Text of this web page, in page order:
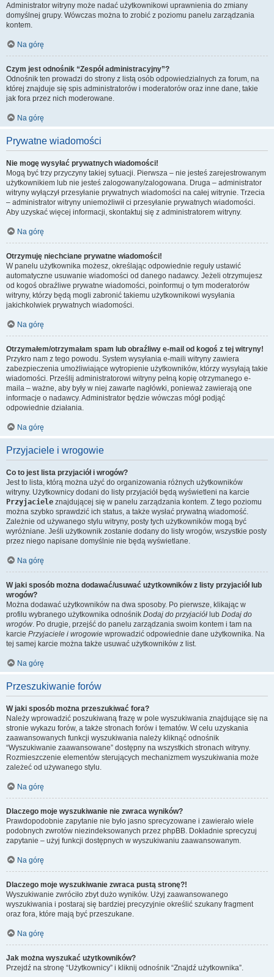
Administrator witryny może nadać użytkownikowi uprawnienia do zmiany
domyślnej grupy. Wówczas można to zrobić z poziomu panelu zarządzania
kontem.
Na górę
Czym jest odnośnik “Zespół administracyjny”?
Odnośnik ten prowadzi do strony z listą osób odpowiedzialnych za forum, na
której znajduje się spis administratorów i moderatorów oraz inne dane, takie
jak fora przez nich moderowane.
Na górę
Prywatne wiadomości
Nie mogę wysyłać prywatnych wiadomości!
Mogą być trzy przyczyny takiej sytuacji. Pierwsza – nie jesteś zarejestrowanym
użytkownikiem lub nie jesteś zalogowany/zalogowana. Druga – administrator
witryny wyłączył przesyłanie prywatnych wiadomości na całej witrynie. Trzecia
– administrator witryny uniemożliwił ci przesyłanie prywatnych wiadomości.
Aby uzyskać więcej informacji, skontaktuj się z administratorem witryny.
Na górę
Otrzymuję niechciane prywatne wiadomości!
W panelu użytkownika możesz, określając odpowiednie reguły ustawić
automatyczne usuwanie wiadomości od danego nadawcy. Jeżeli otrzymujesz
od kogoś obraźliwe prywatne wiadomości, poinformuj o tym moderatorów
witryny, którzy będą mogli zabronić takiemu użytkownikowi wysyłania
jakichkolwiek prywatnych wiadomości.
Na górę
Otrzymałem/otrzymałam spam lub obraźliwy e-mail od kogoś z tej witryny!
Przykro nam z tego powodu. System wysyłania e-maili witryny zawiera
zabezpieczenia umożliwiające wytropienie użytkowników, którzy wysyłają takie
wiadomości. Prześlij administratorowi witryny pełną kopię otrzymanego e-
maila – ważne, aby były w niej zawarte nagłówki, ponieważ zawierają one
informacje o nadawcy. Administrator będzie wówczas mógł podjąć
odpowiednie działania.
Na górę
Przyjaciele i wrogowie
Co to jest lista przyjaciół i wrogów?
Jest to lista, którą można użyć do organizowania różnych użytkowników
witryny. Użytkownicy dodani do listy przyjaciół będą wyświetleni na karcie
Przyjaciele znajdującej się w panelu zarządzania kontem. Z tego poziomu
można szybko sprawdzić ich status, a także wysłać prywatną wiadomość.
Zależnie od używanego stylu witryny, posty tych użytkowników mogą być
wyróżniane. Jeśli użytkownik zostanie dodany do listy wrogów, wszystkie posty
przez niego napisane domyślnie nie będą wyświetlane.
Na górę
W jaki sposób można dodawać/usuwać użytkowników z listy przyjaciół lub
wrogów?
Można dodawać użytkowników na dwa sposoby. Po pierwsze, klikając w
profilu wybranego użytkownika odnośnik Dodaj do przyjaciół lub Dodaj do
wrogów. Po drugie, przejść do panelu zarządzania swoim kontem i tam na
karcie Przyjaciele i wrogowie wprowadzić odpowiednie dane użytkownika. Na
tej samej karcie można także usuwać użytkowników z list.
Na górę
Przeszukiwanie forów
W jaki sposób można przeszukiwać fora?
Należy wprowadzić poszukiwaną frazę w pole wyszukiwania znajdujące się na
stronie wykazu forów, a także stronach forów i tematów. W celu uzyskania
zaawansowanych funkcji wyszukiwania należy kliknąć odnośnik
“Wyszukiwanie zaawansowane” dostępny na wszystkich stronach witryny.
Rozmieszczenie elementów sterujących mechanizmem wyszukiwania może
zależeć od używanego stylu.
Na górę
Dlaczego moje wyszukiwanie nie zwraca wyników?
Prawdopodobnie zapytanie nie było jasno sprecyzowane i zawierało wiele
podobnych zwrotów niezindeksowanych przez phpBB. Dokładnie sprecyzuj
zapytanie – użyj funkcji dostępnych w wyszukiwaniu zaawansowanym.
Na górę
Dlaczego moje wyszukiwanie zwraca pustą stronę?!
Wyszukiwanie zwróciło zbyt dużo wyników. Użyj zaawansowanego
wyszukiwania i postaraj się bardziej precyzyjnie określić szukany fragment
oraz fora, które mają być przeszukane.
Na górę
Jak można wyszukać użytkowników?
Przejdź na stronę “Użytkownicy” i kliknij odnośnik “Znajdź użytkownika”.